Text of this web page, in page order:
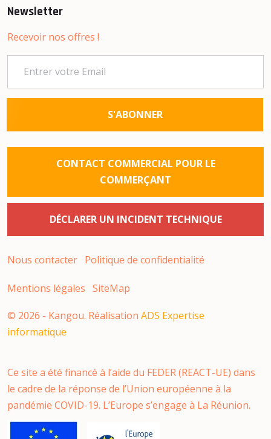
Newsletter
Recevoir nos offres !
S'ABONNER
CONTACT COMMERCIAL POUR LE
COMMERÇANT
DÉCLARER UN INCIDENT TECHNIQUE
Nous contacter Politique de confidentialité
Mentions légales SiteMap
© 2026 - Kangou. Réalisation ADS Expertise
informatique
Ce site a été financé à l’aide du FEDER (REACT-UE) dans
le cadre de la réponse de l’Union européenne à la
pandémie COVID-19. L’Europe s’engage à La Réunion.